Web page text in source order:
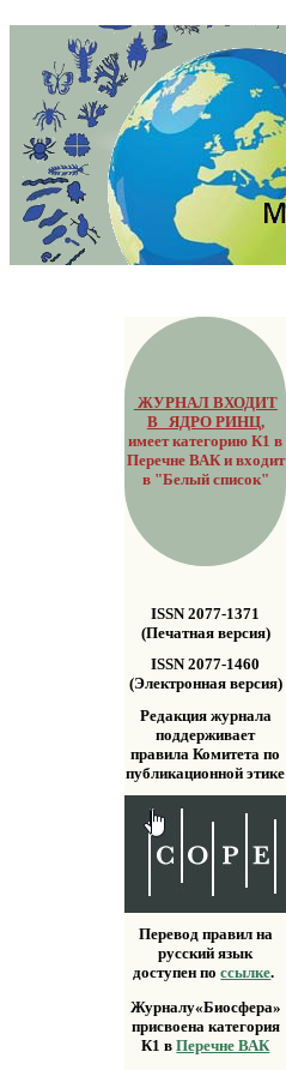
ЖУРНАЛ ВХОДИТ
В ЯДРО РИНЦ,
имеет категорию К1 в
Перечне ВАК и входит
в "Белый список"
ISSN 2077-1371
(Печатная версия)
ISSN 2077-1460
(Электронная версия)
Редакция журнала
поддерживает
правила Комитета по
публикационной этике
Перевод правил на
русский язык
доступен поссылке.
Журналу«Биосфера»
присвоена категория
К1 вПеречне ВАК